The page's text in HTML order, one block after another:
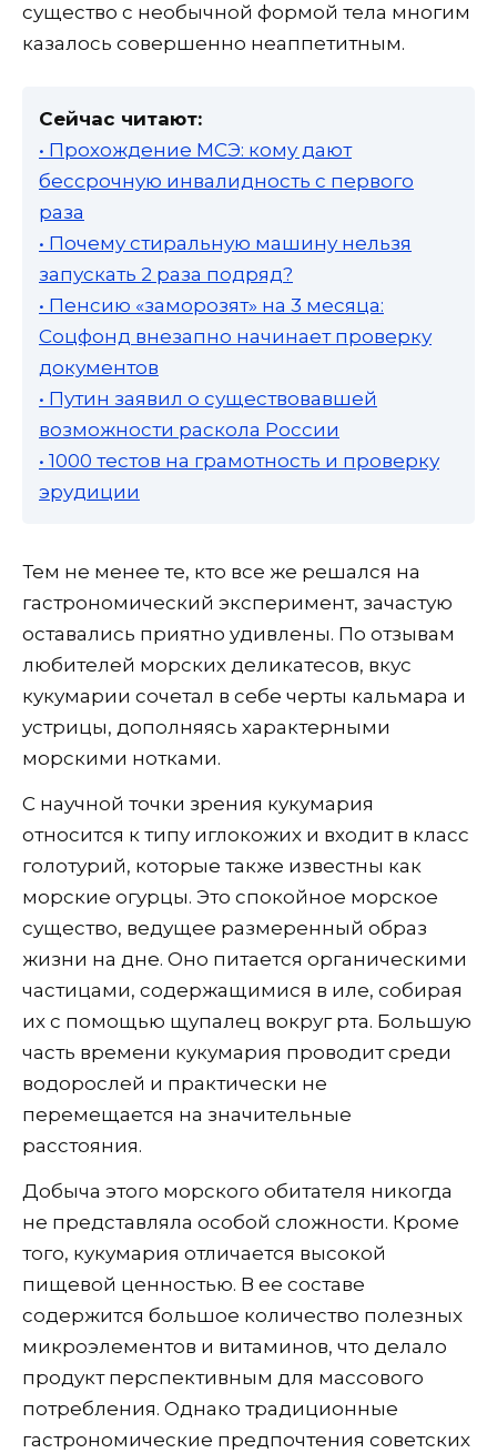
существо с необычной формой тела многим
казалось совершенно неаппетитным.
Сейчас читают:
• Прохождение МСЭ: кому дают
бессрочную инвалидность с первого
раза
• Почему стиральную машину нельзя
запускать 2 раза подряд?
• Пенсию «заморозят» на 3 месяца:
Соцфонд внезапно начинает проверку
документов
• Путин заявил о существовавшей
возможности раскола России
• 1000 тестов на грамотность и проверку
эрудиции
Тем не менее те, кто все же решался на
гастрономический эксперимент, зачастую
оставались приятно удивлены. По отзывам
любителей морских деликатесов, вкус
кукумарии сочетал в себе черты кальмара и
устрицы, дополняясь характерными
морскими нотками.
С научной точки зрения кукумария
относится к типу иглокожих и входит в класс
голотурий, которые также известны как
морские огурцы. Это спокойное морское
существо, ведущее размеренный образ
жизни на дне. Оно питается органическими
частицами, содержащимися в иле, собирая
их с помощью щупалец вокруг рта. Большую
часть времени кукумария проводит среди
водорослей и практически не
перемещается на значительные
расстояния.
Добыча этого морского обитателя никогда
не представляла особой сложности. Кроме
того, кукумария отличается высокой
пищевой ценностью. В ее составе
содержится большое количество полезных
микроэлементов и витаминов, что делало
продукт перспективным для массового
потребления. Однако традиционные
гастрономические предпочтения советских